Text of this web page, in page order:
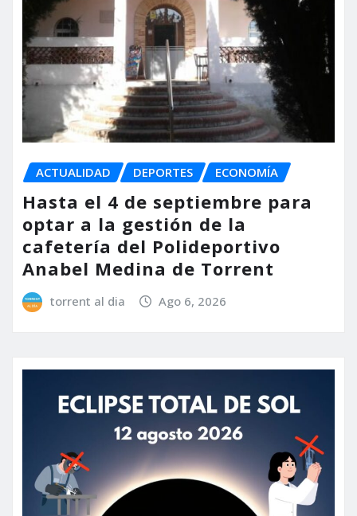
ACTUALIDAD DEPORTES ECONOMÍA
Hasta el 4 de septiembre para
optar a la gestión de la
cafetería del Polideportivo
Anabel Medina de Torrent
torrent al dia Ago 6, 2026